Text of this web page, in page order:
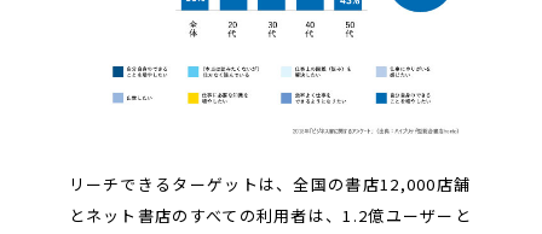
リーチできるターゲットは、全国の書店12,000店舗
とネット書店のすべての利用者は、1.2億ユーザーと